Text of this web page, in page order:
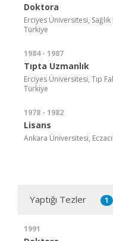
Doktora
Erciyes Üniversitesi,
Türkiye
1984 - 1987
Tıpta Uzmanlık
Erciyes Üniversitesi, Tıp
Türkiye
1978 - 1982
Lisans
Ankara Üniversitesi,
Yaptığı Tezler 1
1991